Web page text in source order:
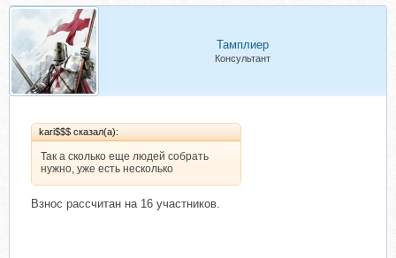
Тамплиер
Консультант
kari$$$ сказал(а):
Так а сколько еще людей собрать
нужно, уже есть несколько
Взнос рассчитан на 16 участников.